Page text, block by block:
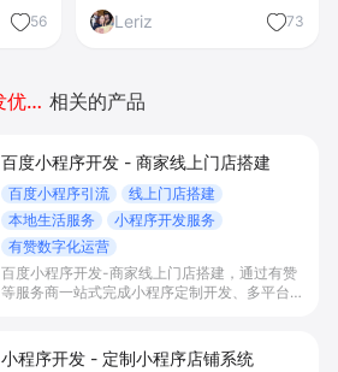
56
Leriz
73
app开发与小程序开发优劣对比 相关的产品
百度小程序开发 - 商家线上门店搭建
百度小程序引流
线上门店搭建
本地生活服务
小程序开发服务
有赞数字化运营
百度小程序开发-商家线上门店搭建，通过有赞
等服务商一站式完成小程序定制开发、多平台联
提升到店与下单转化。
小程序开发 - 定制小程序店铺系统